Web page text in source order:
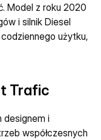
Model z roku 2020
i silnik Diesel
użytku,
Trafic
designem i
współczesnych